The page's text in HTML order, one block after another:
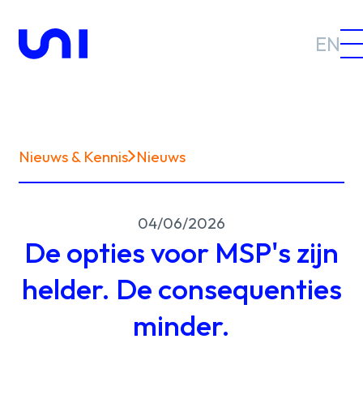
EN
Sectoren
Oplossingen
Nieuws &
Nieuws & Kennis Nieuws
04/06/2026
De opties voor MSP's zijn
helder. De consequenties
minder.